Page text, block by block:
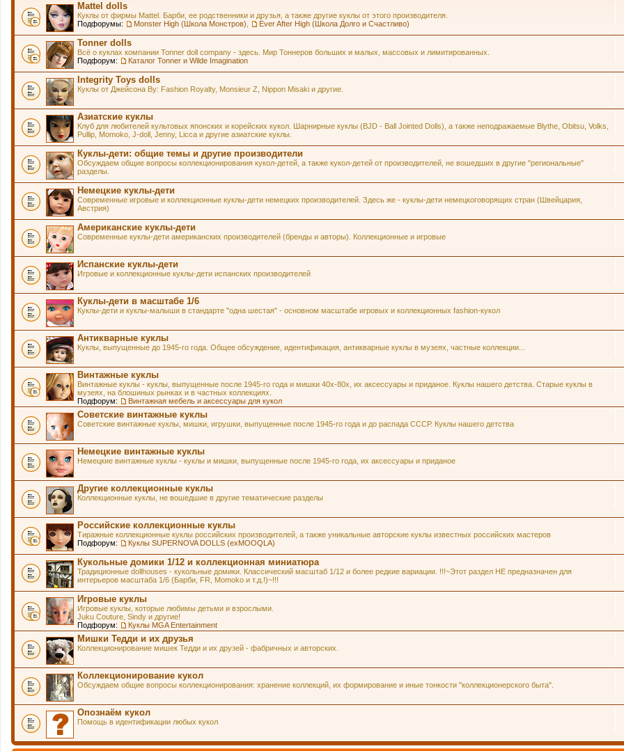
Mattel dolls
Куклы от фирмы Mattel. Барби, ее родственники и друзья, а также другие куклы от этого производителя.
Подфорумы:
Monster High (Школа Монстров) Ever After High (Школа Долго и Счастливо)
Tonner dolls
Всё о куклах компании Tonner doll company - здесь. Мир Тоннеров больших и малых, массовых и лимитированных.
Подфорум:
Каталог Tonner и Wilde Imagination
Integrity Toys dolls
Куклы от Джейсона Ву: Fashion Royalty, Monsieur Z, Nippon Misaki и другие.
Азиатские куклы
Клуб для любителей культовых японских и корейских кукол. Шарнирные куклы (BJD - Ball Jointed Dolls), а также неподражаемые Blythe, Obitsu, Volks,
Pullip, Momoko, J-doll, Jenny, Licca и другие азиатские куклы.
Куклы-дети: общие темы и другие производители
Обсуждаем общие вопросы коллекционирования кукол-детей, а также кукол-детей от производителей, не вошедших в другие "региональные"
разделы.
Немецкие куклы-дети
Современные игровые и коллекционные куклы-дети немецких производителей. Здесь же - куклы-дети немецкоговорящих стран (Швейцария,
Австрия)
Американские куклы-дети
Современные куклы-дети американских производителей (бренды и авторы). Коллекционные и игровые
Испанские куклы-дети
Игровые и коллекционные куклы-дети испанских производителей
Куклы-дети в масштабе 1/6
Куклы-дети и куклы-малыши в стандарте "одна шестая" - основном масштабе игровых и коллекционных fashion-кукол
Антикварные куклы
Куклы, выпущенные до 1945-го года. Общее обсуждение, идентификация, антикварные куклы в музеях, частные коллекции...
Винтажные куклы
Винтажные куклы - куклы, выпущенные после 1945-го года и мишки 40х-80х, их аксессуары и приданое. Куклы нашего детства. Старые куклы в
музеях, на блошиных рынках и в частных коллекциях.
Подфорум:
Винтажная мебель и аксессуары для кукол
Советские винтажные куклы
Советские винтажные куклы, мишки, игрушки, выпущенные после 1945-го года и до распада СССР. Куклы нашего детства
Немецкие винтажные куклы
Немецкие винтажные куклы - куклы и мишки, выпущенные после 1945-го года, их аксессуары и приданое
Другие коллекционные куклы
Коллекционные куклы, не вошедшие в другие тематические разделы
Российские коллекционные куклы
Тиражные коллекционные куклы российских производителей, а также уникальные авторские куклы известных российских мастеров
Подфорум:
Куклы SUPERNOVA DOLLS (exMOOQLA)
Кукольные домики 1/12 и коллекционная миниатюра
Традиционные dollhouses - кукольные домики. Классический масштаб 1/12 и более редкие вариации. !!!~Этот раздел НЕ предназначен для
интерьеров масштаба 1/6 (Барби, FR, Momoko и т.д.!)~!!!
Игровые куклы
Игровые куклы, которые любимы детьми и взрослыми.
Juku Couture, Sindy и другие!
Подфорум:
Куклы MGA Entertainment
Мишки Тедди и их друзья
Коллекционирование мишек Тедди и их друзей - фабричных и авторских.
Коллекционирование кукол
Обсуждаем общие вопросы коллекционирования: хранение коллекций, их формирование и иные тонкости "коллекционерского быта".
Опознаём кукол
Помощь в идентификации любых кукол